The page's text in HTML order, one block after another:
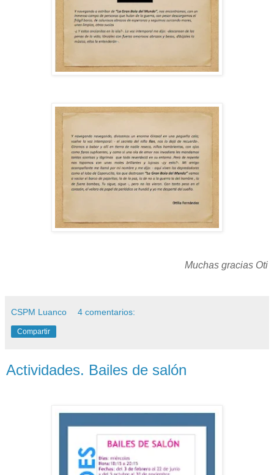
Muchas gracias Oti
CSPM Luanco 4 comentarios:
Compartir
Actividades. Bailes de salón